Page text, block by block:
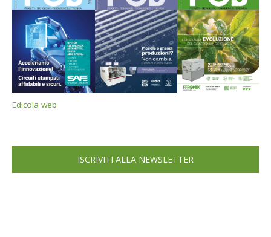
Edicola web
ISCRIVITI ALLA NEWSLETTER